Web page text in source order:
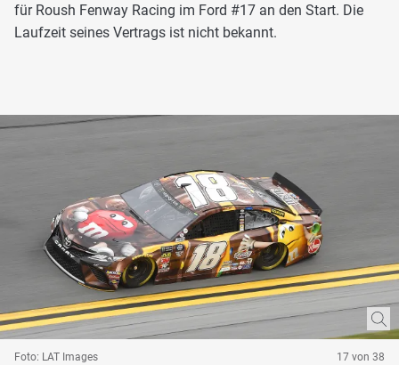
für Roush Fenway Racing im Ford #17 an den Start. Die
Laufzeit seines Vertrags ist nicht bekannt.
Foto: LAT Images 17 von 38